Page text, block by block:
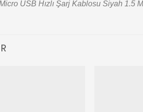
USB Hızlı Şarj Kablosu Siyah 1.5